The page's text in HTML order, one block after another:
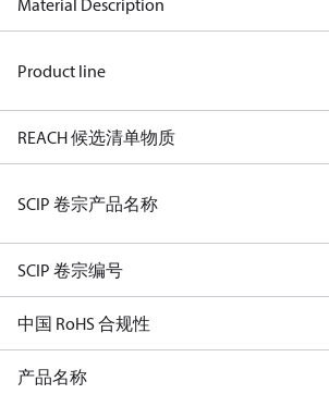
Material Description
Product line
REACH 候选清单物质
SCIP 卷宗产品名称
SCIP 卷宗编号
中国 RoHS 合规性
产品名称